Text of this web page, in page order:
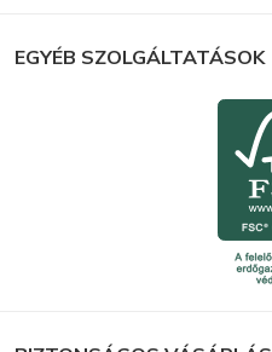
EGYÉB SZOLGÁLTATÁSOK